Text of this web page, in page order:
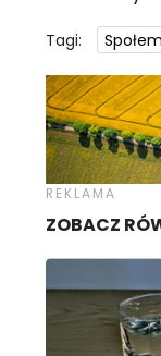
Tagi: Społem
ZOBACZ